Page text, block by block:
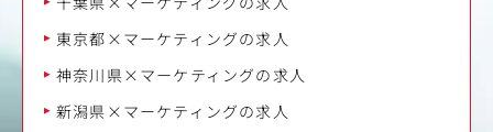
東京都×マーケティングの求人
神奈川県×マーケティングの求人
新潟県×マーケティングの求人